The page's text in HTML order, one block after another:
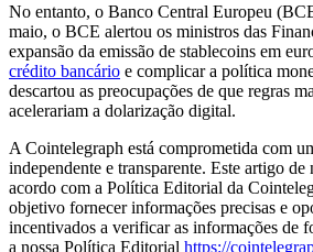
No entanto, o Banco Central Europeu
maio, o BCE alertou os ministros das
expansão da emissão de stablecoins em
crédito bancário e complicar a política
descartou as preocupações de que regras
acelerariam a dolarização digital.
A Cointelegraph está comprometida com
independente e transparente. Este artigo
acordo com a Política Editorial da
objetivo fornecer informações precisas e
incentivados a verificar as informações de
a nossa Política Editorial https://